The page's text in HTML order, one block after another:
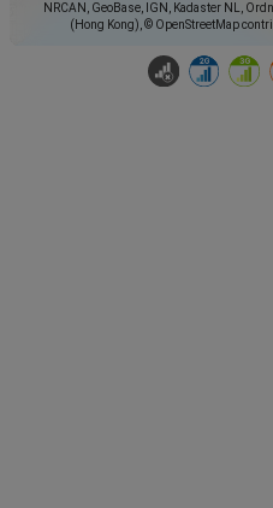
NRCAN, GeoBase, IGN, Kadaster NL,
(Hong Kong), © OpenStreetMap